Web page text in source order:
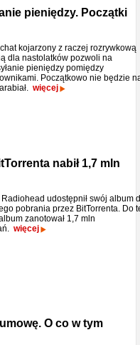
pieniędzy. Początki
kojarzony z raczej rozrywkową
dla nastolatków pozwoli na
pieniędzy pomiędzy
Początkowo nie będzie
więcej
nabił 1,7 mln
Radiohead udostępnił swój album
pobrania przez BitTorrenta. Do
zanotował 1,7 mln
więcej
O co w tym